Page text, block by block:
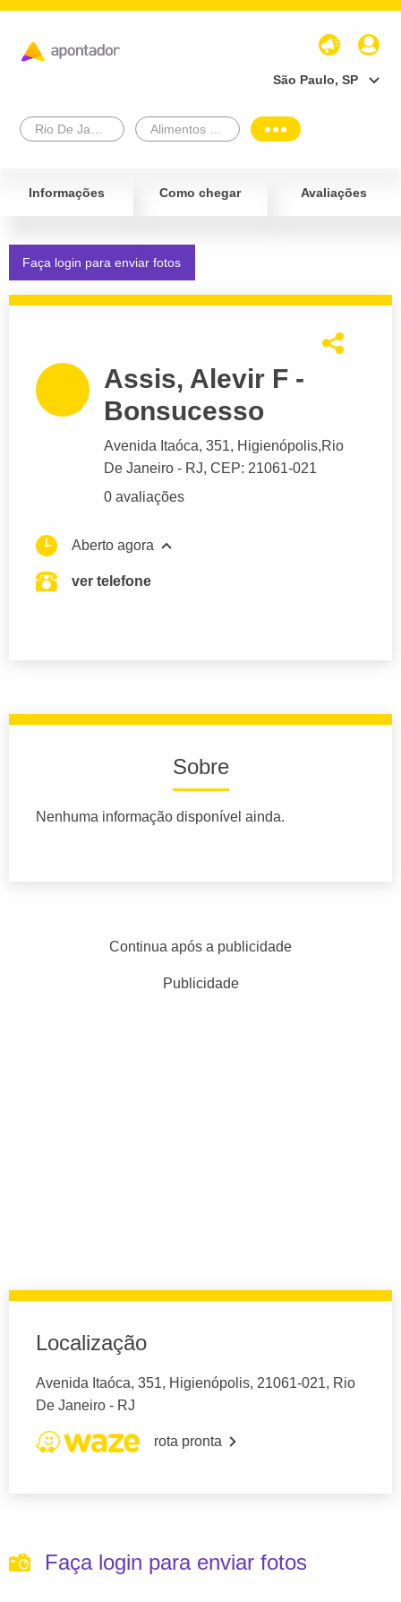
São Paulo, SP
Informações Como chegar Avaliações
Faça login para enviar fotos
Assis, Alevir F -
Bonsucesso
Avenida Itaóca, 351, Higienópolis,Rio
De Janeiro - RJ, CEP: 21061-021
0 avaliações
Aberto agora
ver telefone
Sobre
Nenhuma informação disponível ainda.
Continua após a publicidade
Publicidade
Localização
Avenida Itaóca, 351, Higienópolis, 21061-021, Rio
De Janeiro - RJ
rota pronta
Faça login para enviar fotos